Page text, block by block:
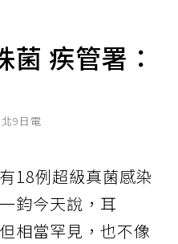
菌 疾管署：
9日電
18例超級真菌感染
鈞今天說，耳
相當罕見，也不像